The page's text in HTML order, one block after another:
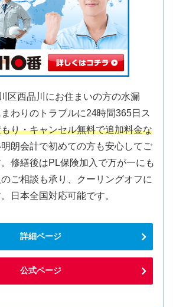
区西品川にお住まいの方の水漏
わりのトラブルに24時間365日ス
り・キャンセル無料で追加料金な
明朗会計で初めての方も安心してご
修繕後はPL保険加入で万が一にも
ご相談も承り、クーリングオフに
日本全国対応可能です。
詳細ページ
公式ページ